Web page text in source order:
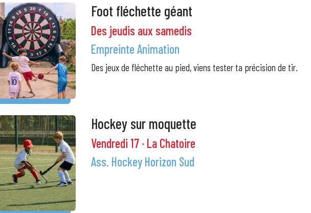
Foot fléchette géant
Des jeudis aux samedis
Empreinte Animation
Des jeux de fléchette au pied, viens tester ta précision de tir.
Hockey sur moquette
Vendredi 17 · La Chatoire
Ass. Hockey Horizon Sud